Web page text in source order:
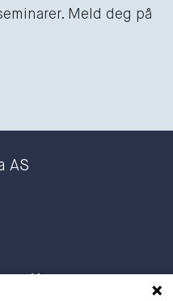
Meld deg på
AS